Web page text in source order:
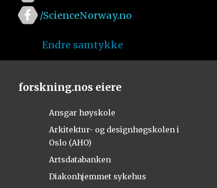
/ScienceNorway.no
Endre samtykke
forskning.nos eiere
Ansgar høyskole
Arkitektur- og designhøgskolen i
Oslo (AHO)
Artsdatabanken
Diakonhjemmet sykehus